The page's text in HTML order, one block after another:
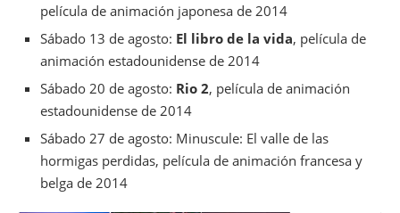
película de animación japonesa de 2014
Sábado 13 de agosto: El libro de la vida, película de
animación estadounidense de 2014
Sábado 20 de agosto: Rio 2, película de animación
estadounidense de 2014
Sábado 27 de agosto: Minuscule: El valle de las
hormigas perdidas, película de animación francesa y
belga de 2014